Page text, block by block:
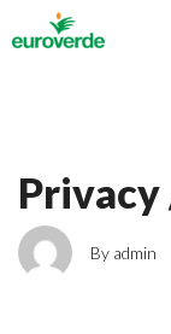
Italiano
By admin